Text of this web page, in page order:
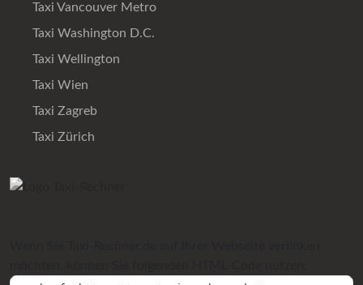
Taxi Vancouver Metro
Taxi Washington D.C.
Taxi Wellington
Taxi Wien
Taxi Zagreb
Taxi Zürich